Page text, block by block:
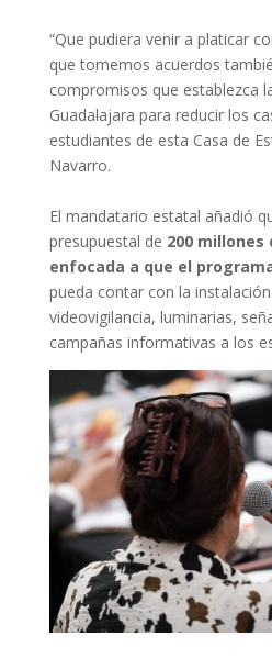
“Que pudiera venir a platicar
que tomemos acuerdos
compromisos que establezca
Guadalajara para reducir los
estudiantes de esta Casa de
Navarro.
El mandatario estatal añadió
presupuestal de 200 millones
enfocada a que el
pueda contar con la
videovigilancia, luminarias,
campañas informativas a los